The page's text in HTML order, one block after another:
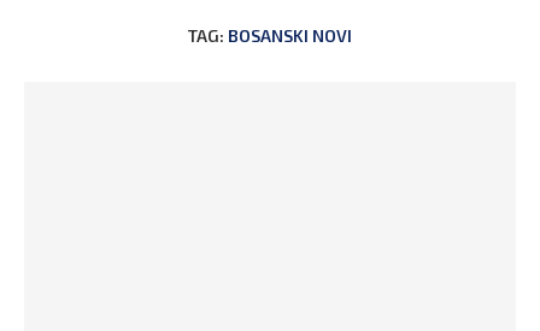
TAG: BOSANSKI NOVI